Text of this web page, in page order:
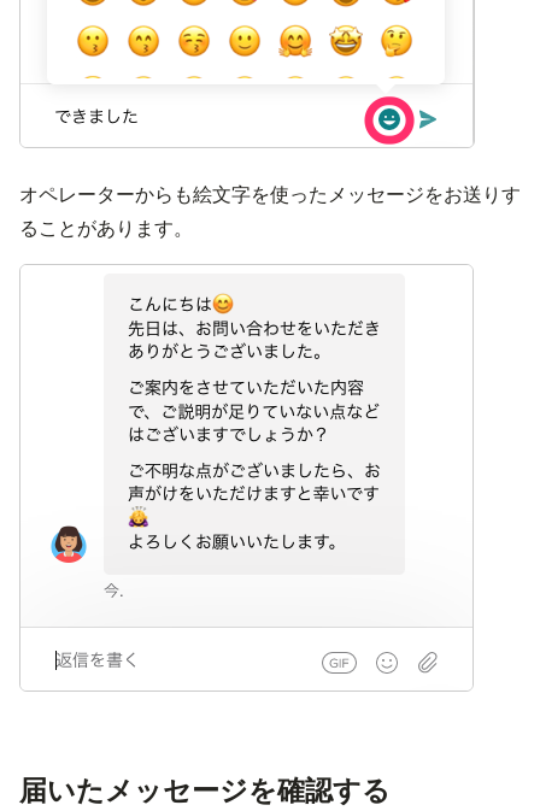
オペレーターからも絵文字を使ったメッセージをお送りす
ることがあります。
届いたメッセージを確認する